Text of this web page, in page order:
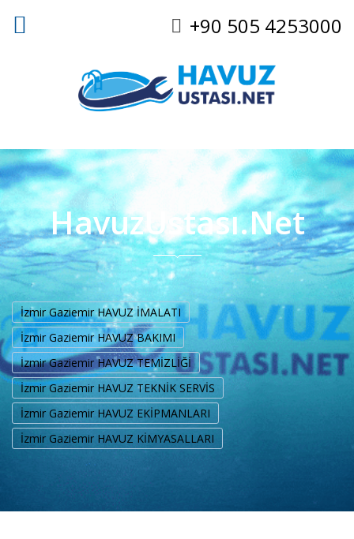
+90 505 4253000
HavuzUstası.Net
İzmir Gaziemir HAVUZ İMALATI
İzmir Gaziemir HAVUZ BAKIMI
İzmir Gaziemir HAVUZ TEMİZLİĞİ
İzmir Gaziemir HAVUZ TEKNİK SERVİS
İzmir Gaziemir HAVUZ EKİPMANLARI
İzmir Gaziemir HAVUZ KİMYASALLARI